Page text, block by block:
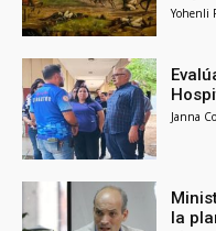
Yohenli
Janna
la